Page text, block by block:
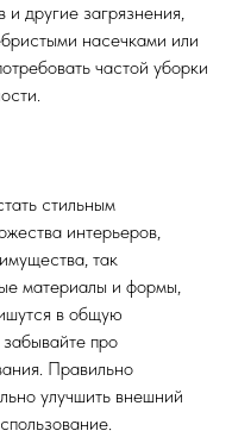
и другие загрязнения,
насечками или
частой уборки
стильным
интерьеров,
так
материалы и формы,
в общую
про
Правильно
улучшить внешний